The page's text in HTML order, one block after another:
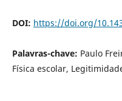
DOI: https://doi.org/
Palavras-chave: Paulo
Física escolar,